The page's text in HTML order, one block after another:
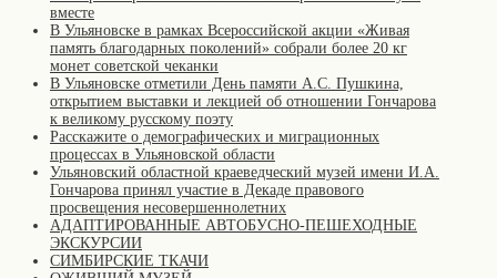
вместе
В Ульяновске в рамках Всероссийской акции «Живая
память благодарных поколений» собрали более 20 кг
монет советской чеканки
В Ульяновске отметили День памяти А.С. Пушкина,
открытием выставки и лекцией об отношении Гончарова
к великому русскому поэту
Расскажите о демографических и миграционных
процессах в Ульяновской области
Ульяновский областной краеведческий музей имени И.А.
Гончарова принял участие в Декаде правового
просвещения несовершеннолетних
АДАПТИРОВАННЫЕ АВТОБУСНО-ПЕШЕХОДНЫЕ
ЭКСКУРСИИ
СИМБИРСКИЕ ТКАЧИ